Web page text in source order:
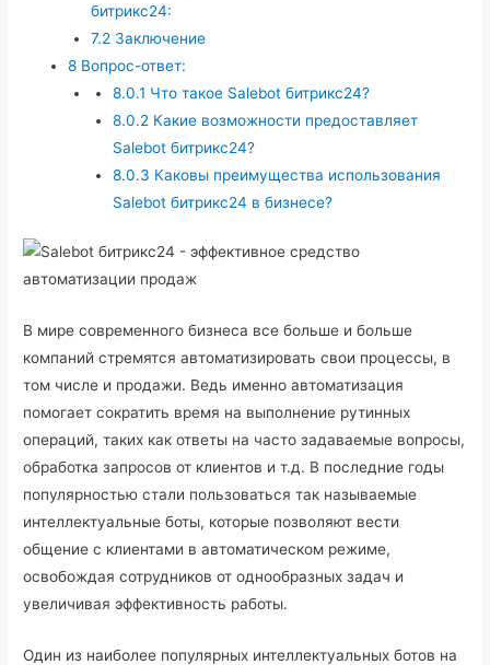
битрикс24:
7.2 Заключение
8 Вопрос-ответ:
8.0.1 Что такое Salebot битрикс24?
8.0.2 Какие возможности предоставляет
Salebot битрикс24?
8.0.3 Каковы преимущества использования
Salebot битрикс24 в бизнесе?
В мире современного бизнеса все больше и больше
компаний стремятся автоматизировать свои процессы, в
том числе и продажи. Ведь именно автоматизация
помогает сократить время на выполнение рутинных
операций, таких как ответы на часто задаваемые вопросы,
обработка запросов от клиентов и т.д. В последние годы
популярностью стали пользоваться так называемые
интеллектуальные боты, которые позволяют вести
общение с клиентами в автоматическом режиме,
освобождая сотрудников от однообразных задач и
увеличивая эффективность работы.
Один из наиболее популярных интеллектуальных ботов на